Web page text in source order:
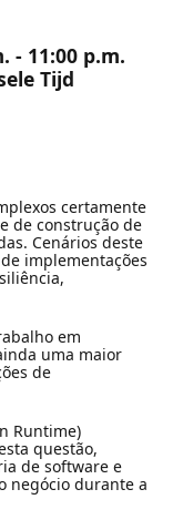
- 11:00 p.m.
Tijd
certamente
de construção de
Cenários deste
implementações
em
uma maior
de
Runtime)
questão,
de software e
negócio durante a